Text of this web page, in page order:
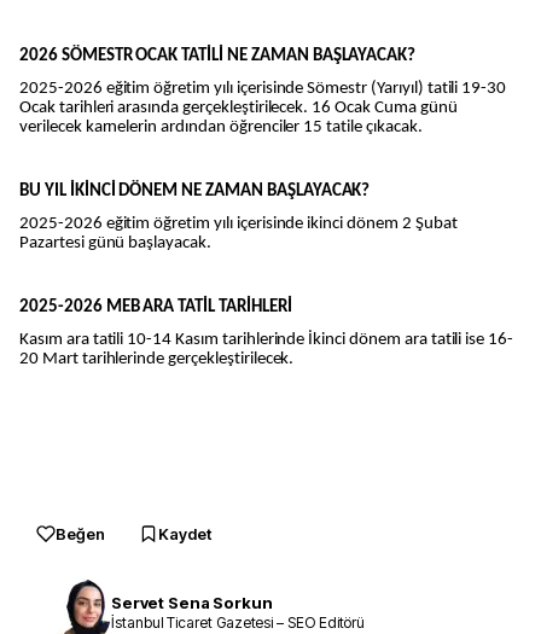
2026 SÖMESTR OCAK TATİLİ NE ZAMAN BAŞLAYACAK?
2025-2026 eğitim öğretim yılı içerisinde Sömestr (Yarıyıl) tatili 19-30
Ocak tarihleri arasında gerçekleştirilecek. 16 Ocak Cuma günü
verilecek karnelerin ardından öğrenciler 15 tatile çıkacak.
BU YIL İKİNCİ DÖNEM NE ZAMAN BAŞLAYACAK?
2025-2026 eğitim öğretim yılı içerisinde ikinci dönem 2 Şubat
Pazartesi günü başlayacak.
2025-2026 MEB ARA TATİL TARİHLERİ
Kasım ara tatili 10-14 Kasım tarihlerinde İkinci dönem ara tatili ise 16-
20 Mart tarihlerinde gerçekleştirilecek.
Beğen Kaydet
Servet Sena Sorkun
İstanbul Ticaret Gazetesi – SEO Editörü